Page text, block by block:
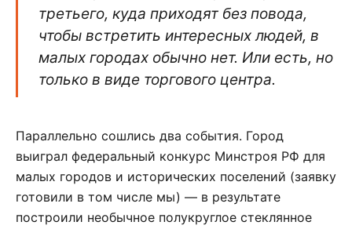
третьего, куда приходят без повода,
чтобы встретить интересных людей, в
малых городах обычно нет. Или есть, но
только в виде торгового центра.
Параллельно сошлись два события. Город
выиграл федеральный конкурс Минстроя РФ для
малых городов и исторических поселений (заявку
готовили в том числе мы) — в результате
построили необычное полукруглое стеклянное